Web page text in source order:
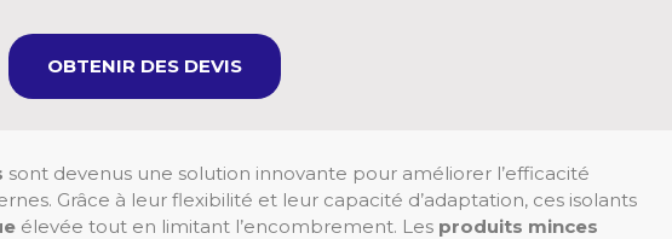
OBTENIR DES DEVIS
sont devenus une solution innovante pour améliorer l’efficacité
Grâce à leur flexibilité et leur capacité d’adaptation, ces isolants
élevée tout en limitant l’encombrement. Les produits minces